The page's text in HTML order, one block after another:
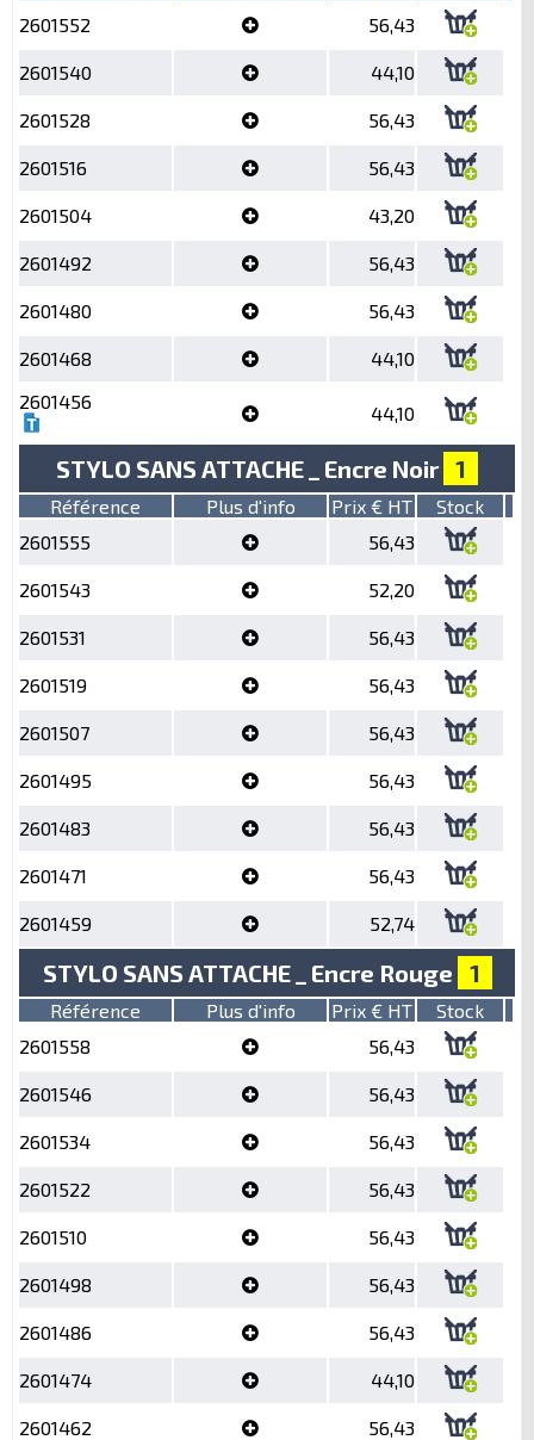
2601552
56,43
2601540 44,10
2601528 56,43
2601516 56,43
2601504 43,20
2601492 56,43
2601480 56,43
2601468
44,10
2601456
44,10
STYLO SANS ATTACHE _ Encre Noir 1
Référence Plus d'info Prix € HT
Stock
2601555
56,43
2601543 52,20
2601531 56,43
2601519 56,43
2601507 56,43
2601495 56,43
2601483 56,43
2601471 56,43
2601459 52,74
STYLO SANS ATTACHE _ Encre Rouge 1
Référence Plus d'info Prix € HT
Stock
2601558
56,43
2601546 56,43
2601534 56,43
2601522 56,43
2601510 56,43
2601498 56,43
2601486 56,43
2601474 44,10
2601462 56,43